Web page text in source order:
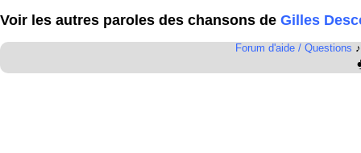
Voir les autres paroles des chansons de Gilles
Forum d'aide / Questions